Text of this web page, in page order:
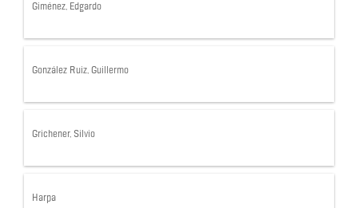
Giménez, Edgardo
González Ruiz, Guillermo
Grichener, Silvio
Harpa